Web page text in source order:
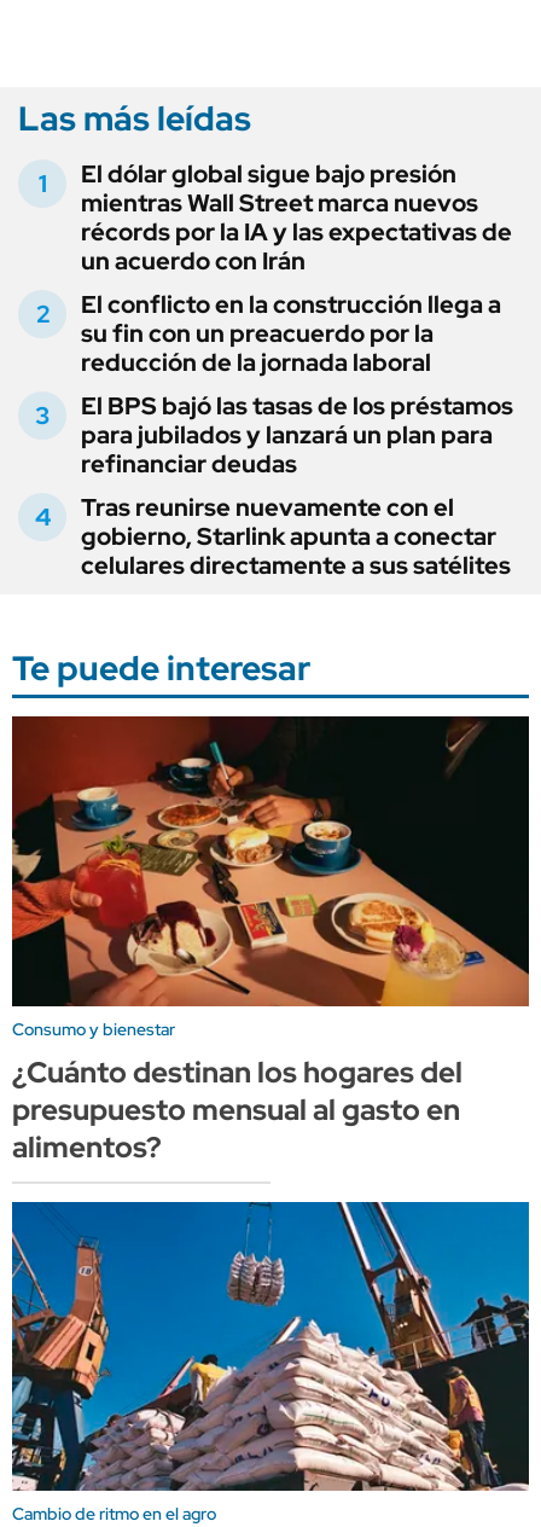
Las más leídas
El dólar global sigue bajo presión
mientras Wall Street marca nuevos
récords por la IA y las expectativas de
un acuerdo con Irán
El conflicto en la construcción llega a
su fin con un preacuerdo por la
reducción de la jornada laboral
El BPS bajó las tasas de los préstamos
para jubilados y lanzará un plan para
refinanciar deudas
Tras reunirse nuevamente con el
gobierno, Starlink apunta a conectar
celulares directamente a sus satélites
Te puede interesar
Consumo y bienestar
¿Cuánto destinan los hogares del
presupuesto mensual al gasto en
alimentos?
Cambio de ritmo en el agro